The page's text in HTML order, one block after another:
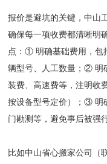
报价是避坑的关键，中山
确保每一项收费都清晰明
点：① 明确基础费用，包
辆型号、人工数量；② 明
装费、高速费等，注明收
按设备型号定价）；③ 明
门勘测等，避免事后被强
比如中山省心搬家公司（